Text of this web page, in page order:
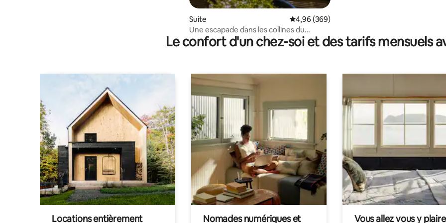
Suite Évaluation moyenne sur la base de 369
4,96 (369)
Une escapade dans les collines du
Carmarthenshire où les chiens sont les
bienvenus
Le confort d'un chez-soi et des tarifs mensuels
Locations entièrement
Nomades numériques et
Vous allez vous y plaire